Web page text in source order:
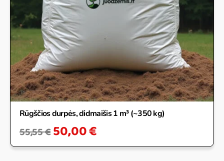
Rūgščios durpės, didmaišis 1 m³ (~350 kg)
55,55€50,00€